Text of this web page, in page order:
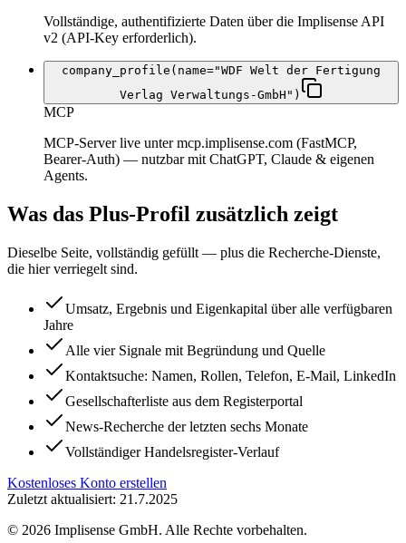
Vollständige, authentifizierte Daten über die Implisense API
v2 (API-Key erforderlich).
company_profile(name="WDF Welt der Fertigung
Verlag Verwaltungs-GmbH")
MCP
MCP-Server live unter mcp.implisense.com (FastMCP,
Bearer-Auth) — nutzbar mit ChatGPT, Claude & eigenen
Agents.
Was das Plus-Profil zusätzlich zeigt
Dieselbe Seite, vollständig gefüllt — plus die Recherche-Dienste,
die hier verriegelt sind.
Umsatz, Ergebnis und Eigenkapital über alle verfügbaren
Jahre
Alle vier Signale mit Begründung und Quelle
Kontaktsuche: Namen, Rollen, Telefon, E-Mail, LinkedIn
Gesellschafterliste aus dem Registerportal
News-Recherche der letzten sechs Monate
Vollständiger Handelsregister-Verlauf
Kostenloses Konto erstellen
Zuletzt aktualisiert: 21.7.2025
© 2026 Implisense GmbH. Alle Rechte vorbehalten.